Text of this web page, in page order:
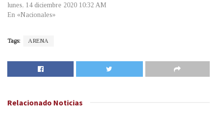
lunes, 14 diciembre 2020 10:32 AM
En «Nacionales»
Tags: ARENA
Relacionado Noticias